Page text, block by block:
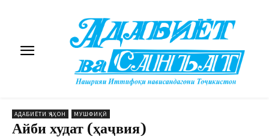
АДАБИЁТИ ҶАҲОН МУШФИҚӢ
Айби худат (ҳаҷвия)